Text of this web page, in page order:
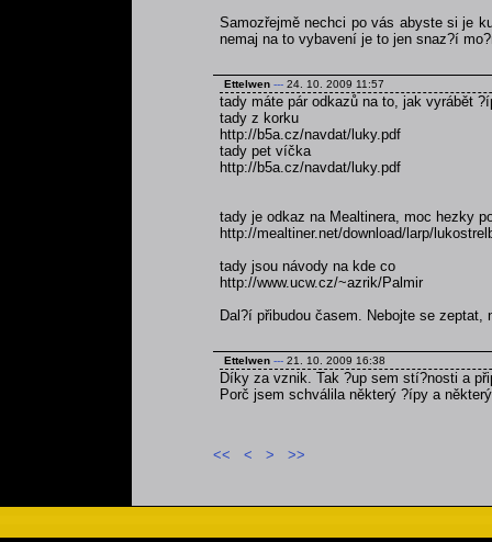
Samozřejmě nechci po vás abyste si je
nemaj na to vybavení je to jen snaz?í
Ettelwen --- 24. 10. 2009 11:57
tady máte pár odkazů na to, jak vyrábět
tady z korku
http://b5a.cz/navdat/luky.pdf
tady pet víčka
http://b5a.cz/navdat/luky.pdf
tady je odkaz na Mealtinera, moc hezky
http://mealtiner.net/download/larp/
tady jsou návody na kde co
http://www.ucw.cz/~azrik/Palmir
Dal?í přibudou časem. Nebojte se zeptat,
Ettelwen --- 21. 10. 2009 16:38
Díky za vznik. Tak ?up sem stí?nosti a
Porč jsem schválila některý ?ípy a
<< < > >>